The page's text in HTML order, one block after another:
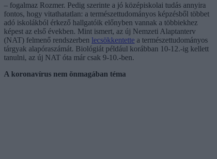
– fogalmaz Rozmer. Pedig szerinte a jó középiskolai tudás annyira
fontos, hogy vitathatatlan: a természettudományos képzésből többet
adó iskolákból érkező hallgatóik előnyben vannak a többiekhez
képest az első években. Mint ismert, az új Nemzeti Alaptanterv
(NAT) felmenő rendszerben lecsökkentette a természettudományos
tárgyak alapóraszámát. Biológiát például korábban 10-12.-ig kellett
tanulni, az új NAT óta már csak 9-10.-ben.
A koronavírus nem önmagában téma